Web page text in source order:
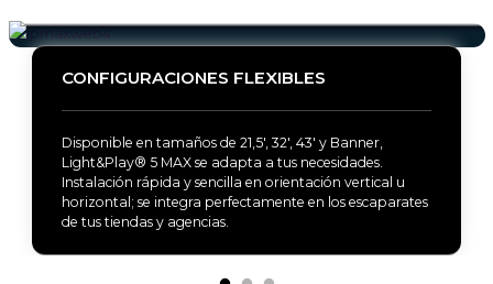
CONFIGURACIONES FLEXIBLES
Disponible en tamaños de 21,5', 32', 43' y Banner,
Light&Play® 5 MAX se adapta a tus necesidades.
Instalación rápida y sencilla en orientación vertical u
horizontal; se integra perfectamente en los escaparates
de tus tiendas y agencias.